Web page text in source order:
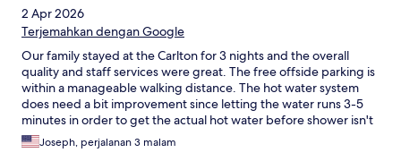
2 Apr 2026
Terjemahkan dengan Google
Our family stayed at the Carlton for 3 nights and the overall
quality and staff services were great. The free offside parking is
within a manageable walking distance. The hot water system
does need a bit improvement since letting the water runs 3-5
minutes in order to get the actual hot water before shower isn't
environmental and water resource friendly for a hotel property.
However, I would still add the Carlton to my hotel list in
Joseph, perjalanan 3 malam